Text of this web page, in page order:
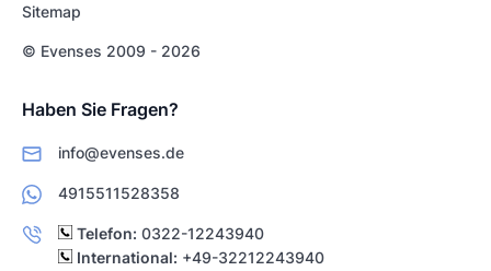
Sitemap
© Evenses 2009 - 2026
Haben Sie Fragen?
info@evenses.de
4915511528358
Telefon: 0322-12243940
International: +49-32212243940